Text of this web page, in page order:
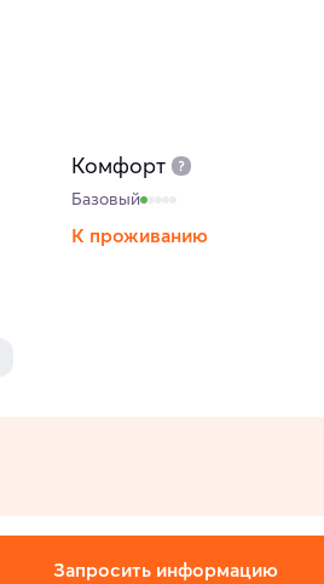
Комфорт
Базовый
К проживанию
Запросить информацию